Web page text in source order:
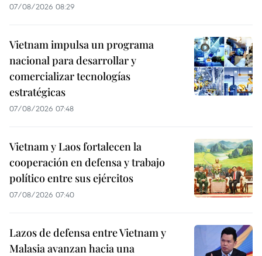
07/08/2026 08:29
Vietnam impulsa un programa
nacional para desarrollar y
comercializar tecnologías
estratégicas
07/08/2026 07:48
Vietnam y Laos fortalecen la
cooperación en defensa y trabajo
político entre sus ejércitos
07/08/2026 07:40
Lazos de defensa entre Vietnam y
Malasia avanzan hacia una